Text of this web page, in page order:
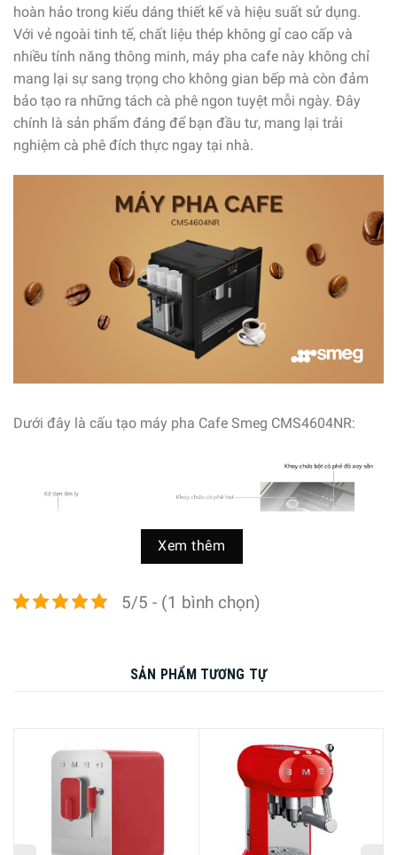
hoàn hảo trong kiểu dáng thiết kế và hiệu suất sử dụng.
Với vẻ ngoài tinh tế, chất liệu thép không gỉ cao cấp và
nhiều tính năng thông minh, máy pha cafe này không chỉ
mang lại sự sang trọng cho không gian bếp mà còn đảm
bảo tạo ra những tách cà phê ngon tuyệt mỗi ngày. Đây
chính là sản phẩm đáng để bạn đầu tư, mang lại trải
nghiệm cà phê đích thực ngay tại nhà.
Dưới đây là cấu tạo máy pha Cafe Smeg CMS4604NR:
Thông số kỹ thuật máy pha Cafe Smeg
CMS4604NR
Xem thêm
5/5 - (1 bình chọn)
SẢN PHẨM TƯƠNG TỰ